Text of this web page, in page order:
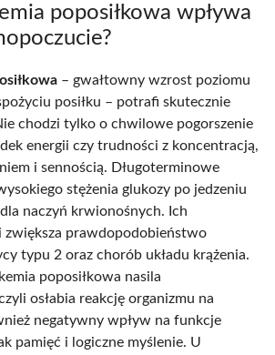
poposiłkowa wpływa
– gwałtowny wzrost poziomu
posiłku – potrafi skutecznie
chodzi tylko o chwilowe pogorszenie
energii czy trudności z koncentracją,
i sennością. Długoterminowe
stężenia glukozy po jedzeniu
naczyń krwionośnych. Ich
zwiększa prawdopodobieństwo
typu 2 oraz chorób układu krążenia.
poposiłkowa nasila
osłabia reakcję organizmu na
negatywny wpływ na funkcje
pamięć i logiczne myślenie. U